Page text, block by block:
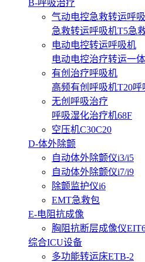
B-呼吸治疗
气动电控急救转运呼
急救转运呼吸机T5急
电动电控转运呼吸机
电动电控治疗转运一
有创治疗呼吸机
高频有创呼吸机T20呼
无创呼吸治疗
呼吸湿化治疗机68F
空压机C30C20
D-体外除颤
自动体外除颤仪i3/i5
自动体外除颤仪i7/i9
除颤监护仪i6
EMT急救包
E-电阻抗成像
胸阻抗断层成像仪
综合ICU设备
多功能转运床ETB-2